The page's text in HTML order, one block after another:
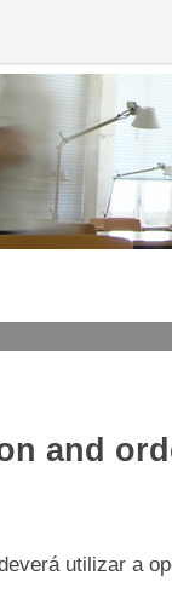
and
utilizar a